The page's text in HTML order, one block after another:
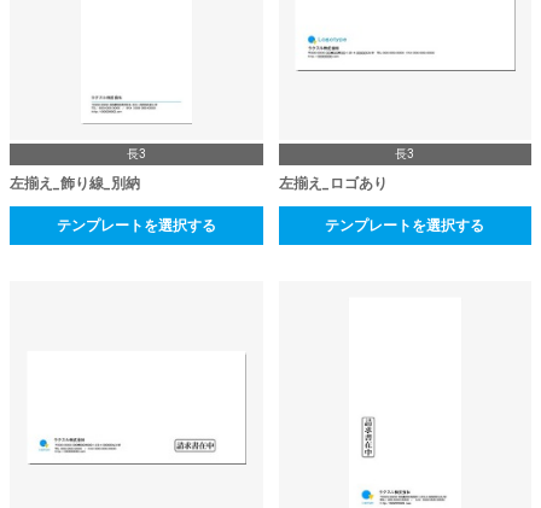
長3
左揃え_飾り線_別納
テンプレートを選択する
長3
左揃え_ロゴあり
テンプレートを選択する